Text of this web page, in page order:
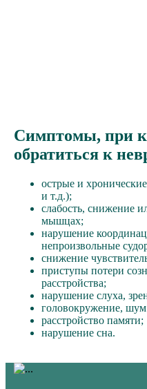
Симптомы, при
обратиться к
острые и
и т.д.);
слабость, снижение
мышцах;
нарушение
непроизвольные
снижение
приступы потери
расстройства;
нарушение слуха,
головокружение,
расстройство памяти;
нарушение сна.